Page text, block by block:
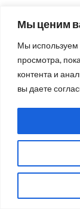
Мы ценим
Мы
просмотра,
контента и
вы даете
дискуссии
atmaisiк
Лутовиново
«КТО МЫ
ИМЕННО